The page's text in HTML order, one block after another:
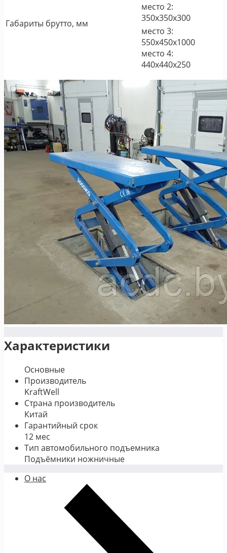
Габариты брутто, мм
место 2:
350х350х300
место 3:
550х450х1000
место 4:
440х440х250
Характеристики
Основные
Производитель
KraftWell
Страна производитель
Китай
Гарантийный срок
12 мес
Тип автомобильного подъемника
Подъёмники ножничные
О нас